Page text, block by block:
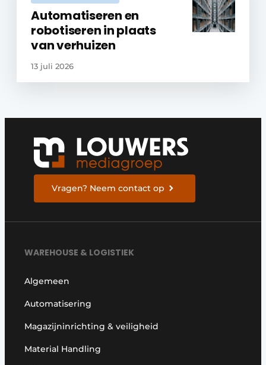
Automatiseren en
robotiseren in plaats
van verhuizen
13 juli 2026
Vragen? Neem contact op
WAREHOUSE & LOGISTIEK
Algemeen
Automatisering
Magazijninrichting & veiligheid
Material Handling